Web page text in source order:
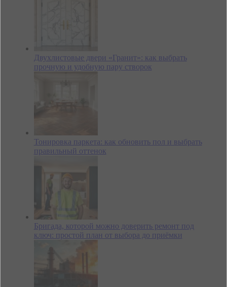
Двухлистовые двери «Гранит»: как выбрать
прочную и удобную пару створок
Тонировка паркета: как обновить пол и выбрать
правильный оттенок
Бригада, которой можно доверить ремонт под
ключ: простой план от выбора до приёмки